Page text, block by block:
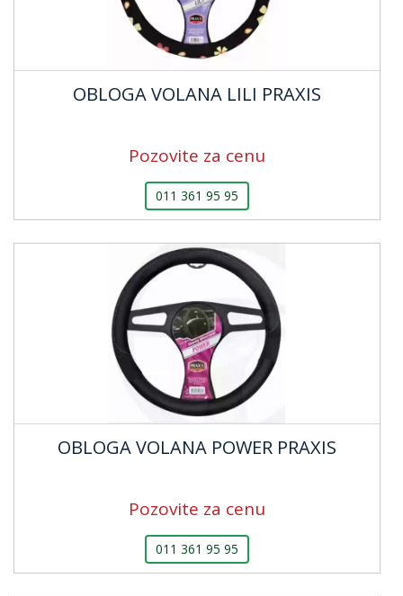
OBLOGA VOLANA LILI PRAXIS
Pozovite za cenu
011 361 95 95
OBLOGA VOLANA POWER PRAXIS
Pozovite za cenu
011 361 95 95